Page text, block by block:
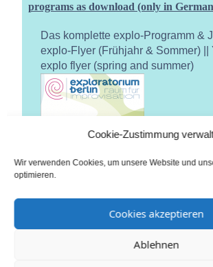
Cookie-Zustimmung
Wir verwenden Cookies, um unsere Website und
optimieren.
Cookies akzeptieren
Ablehnen
programs as download (only in
Das komplette explo-Programm &
explo-Flyer (Frühjahr & Sommer) ||
explo flyer (spring and summer)